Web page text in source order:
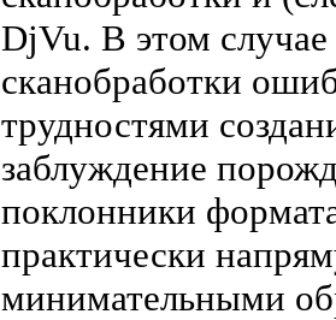
DjVu. В этом
сканобработки
трудностями
заблуждение
поклонники
практически
минимательными